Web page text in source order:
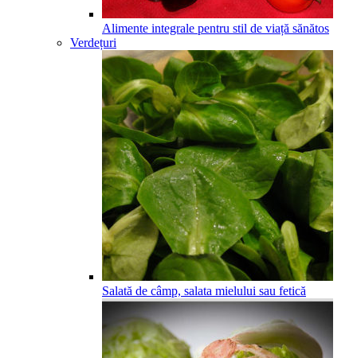
Alimente integrale pentru stil de viață sănătos
Verdețuri
Salată de câmp, salata mielului sau fetică